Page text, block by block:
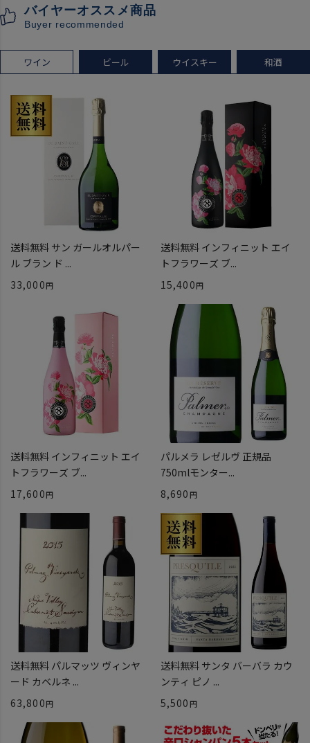
バイヤーオススメ商品
Buyer recommended
ワイン ビール ウイスキー 和酒
送料無料 サン ガールオルパー
ル ブラン ド ...
33,000
送料無料 インフィニット エイ
トフラワーズ ブ...
15,400
送料無料 インフィニット エイ
トフラワーズ ブ...
17,600
パルメラ レゼルヴ 正規品
750mlモンター...
8,690
送料無料 パルマッツ ヴィンヤ
ード カベルネ ...
63,800
送料無料 サンタ バーバラ カウ
ンティ ピノ ...
5,500